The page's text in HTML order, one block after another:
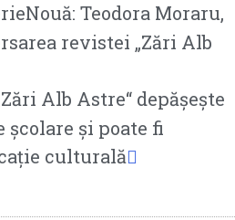
Teodora Moraru,
revistei „Zări Alb
Alb Astre“ depășește
și poate fi
culturală